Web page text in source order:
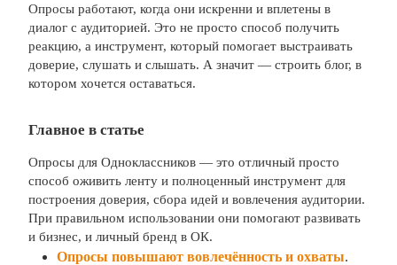
Опросы работают, когда они искренни и вплетены в
диалог с аудиторией. Это не просто способ получить
реакцию, а инструмент, который помогает выстраивать
доверие, слушать и слышать. А значит — строить блог, в
котором хочется оставаться.
Главное в статье
Опросы для Одноклассников — это отличный просто
способ оживить ленту и полноценный инструмент для
построения доверия, сбора идей и вовлечения аудитории.
При правильном использовании они помогают развивать
и бизнес, и личный бренд в ОК.
Опросы повышают вовлечённость и охваты.